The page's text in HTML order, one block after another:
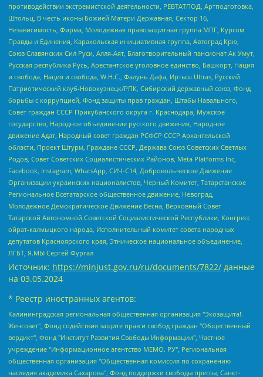
противодействии экстремистской деятельности, РЕВТАТПОД, Артподготовка,
Штольц, В честь иконы Божией Матери Державная, Сектор 16,
Независимость, Фирма, Молодежная правозащитная группа МПГ, Курсом
Правды и Единения, Каракольская инициативная группа, Автоград Крю,
Союз Славянских Сил Руси, Алля-Аят, Благотворительный пансионат Ак Умут,
Русская республика Русь, Арестантское уголовное единство, Башкорт, Нация
и свобода, Нация и свобода, W.H.С., Фалунь Дафа, Иртыш Ultras, Русский
Патриотический клуб-Новокузнецк/РПК, Сибирский державный союз, Фонд
борьбы с коррупцией, Фонд защиты прав граждан, Штабы Навального,
Совет граждан СССР Прикубанского округа г. Краснодара, Мужское
государство, Народное объединение русского движения, Народное
движение Адат, Народный совет граждан РСФСР СССР Архангельской
области, Проект Штурм, Граждане СССР, Держава Союз Советских Светлых
Родов, Совет Советских Социалистических Районов, Meta Platforms Inc,
Facebook, Instagram, WhatsApp, СИЧ-С14, Добровольческое Движение
Организации украинских националистов, Черный Комитет, Татарстанское
Региональное Всетатарское общественное движение, Невоград,
Молодежное Демократическое Движение Весна, Верховный Совет
Татарской Автономной Советской Социалистической Республики, Конгресс
ойрат-калмыцкого народа, Исполнительный комитет совета народных
депутатов Красноярского края, Этническое национальное объединение,
ЛГБТ, Я.МЫ Сергей Фургал
Источник: https://minjust.gov.ru/ru/documents/7822/ данные
на 03.05.2024
* Реестр иностранных агентов:
Калининградская региональная общественная организация "Экозащита!-Женсовет", Фонд содействия защите прав и свобод граждан "Общественный вердикт", Фонд "Институт Развития Свободы Информации", Частное учреждение "Информационное агентство МЕМО. РУ", Региональная общественная организация "Общественная комиссия по сохранению наследия академика Сахарова", Фонд поддержки свободы прессы, Санкт-Петербургская общественная правозащитная организация "Гражданский контроль", Межрегиональная общественная организация "Информационно-просветительский центр "Мемориал", Региональный Фонд "Центр Защиты Прав Средств Массовой Информации", с 05.12.2023 Фонд "Центр Защиты Прав Средств массовой информации", Региональная общественная благотворительная организация помощи беженцам и мигрантам "Гражданское содействие", Негосударственное образовательное учреждение дополнительного профессионального образования (повышение квалификации) специалистов "АКАДЕМИЯ ПО ПРАВАМ ЧЕЛОВЕКА", Свердловская региональная общественная организация "Сутяжник", Автономная некоммерческая организация "Центр независимых социологических исследований", Союз общественных объединений "Российский исследовательский центр по правам человека", Региональное общественное учреждение научно-информационный центр "МЕМОРИАЛ", Некоммерческая организация "Фонд защиты гласности", Автономная некоммерческая организация "Институт прав человека", Городская общественная организация "Екатеринбургское общество "МЕМОРИАЛ", Городская общественная организация "Рязанское историко-просветительское и правозащитное общество "Мемориал" (Рязанский Мемориал), Челябинский региональный орган общественной самодеятельности – женское общественное объединение "Женщины Евразии", Челябинский региональный орган общественной самодеятельности "Уральская правозащитная группа", Фонд содействия защите здоровья и социальной справедливости имени Андрея Рылькова, Автономная Некоммерческая Организация "Аналитический Центр Юрия Левады", Автономная некоммерческая организация социальной поддержки населения "Проект Апрель", Региональная общественная организация помощи женщинам и детям, находящимся в кризисной ситуации "Информационно-методический центр "Анна", Фонд содействия развитию массовых коммуникаций и правовому просвещению "Так-так-Так", Фонд содействия устойчивому развитию "Серебряная тайга", Свердловский региональный общественный фонд социальных проектов "Новое время", "Idel.Реалии", Кавказ.Реалии, Крым.Реалии, Телеканал Настоящее Время, Татаро-башкирская служба Радио Свобода (Azatliq Radiosi), Радио Свободная Европа/Радио Свобода (PCE/PC), "Сибирь.Реалии", "Фактограф", Благотворительный фонд помощи осужденным и их семьям, Автономная некоммерческая организация "Институт глобализации и социальных движений", Фонд "В защиту прав заключенных", Частное учреждение "Центр поддержки и содействия развитию средств массовой информации", Пензенский региональный общественный благотворительный фонд "Гражданский союз", "Север.Реалии", Некоммерческая организация Фонд "Правовая инициатива", Общество с ограниченной ответственностью "Радио Свободная Европа/Радио Свобода", Чешское информационное агентство "MEDIUM-ORIENT", Красноярская региональная общественная организация "Мы против СПИДа", Камалягин Денис Николаевич, Маркелов Сергей Евгеньевич, Пономарев Лев Александрович, Савицкая Людмила Алексеевна, Автономная некоммерческая организация "Центр по работе с проблемой насилия "НАСИЛИЮ.НЕТ", Межрегиональный профессиональный союз работников здравоохранения "Альянс врачей", Юридическое лицо, зарегистрированное в Латвийской Республике, SIA "Medusa Project" (регистрационный номер 40103797863, дата регистрации 10.06.2014), Некоммерческая организация "Фонд по борьбе с коррупцией", Автономная некоммерческая организация "Институт права и публичной политики", Баданин Роман Сергеевич, Гликин Максим Александрович, Железнова Мария Михайловна, Лукьянова Юлия Сергеевна, Маетная Елизавета Витальевна, Маняхин Петр Борисович, Чуракова Ольга Владимировна, Ярош Юлия Петровна, Юридическое лицо "The Insider SIA", зарегистрированное в Риге, Латвийская Республика (дата регистрации 26.06.2015), являющееся администратором доменного имени интернет-издания "The Insider SIA", https://theins.ru, Постернак Алексей Евгеньевич, Рубин Михаил Аркадьевич, Анин Роман Александрович, Юридическое лицо Istories fonds, зарегистрированное в Латвийской Республике (регистрационный номер 50008295751, дата регистрации 24.02.2020), Великовский Дмитрий Александрович, Долинина Ирина Николаевна, Мароховская Алеся Алексеевна, Шлейнов Роман Юрьевич, Шмагун Олеся Валентиновна, Общество с ограниченной ответственностью "Альтаир 2021", Общество с ограниченной ответственностью "Вега 2021", Общество с ограниченной ответственностью "Главный редактор 2021", Общество с ограниченной ответственностью "Ромашки монолит", Важенков Артем Валерьевич, Ивановская областная общественная организация "Центр гендерных исследований", Гурман Юрий Альбертович, Медиапроект "ОВД-Инфо", Егоров Владимир Владимирович, Жилинский Владимир Александрович, Общество с ограниченной ответственностью "ЗП", Иванова София Юрьевна, Карезина Инна Павловна, Кильтау Екатерина Викторовна, Петров Алексей Викторович, Пискунов Сергей Евгеньевич, Смирнов Сергей Сергеевич, Тихонов Михаил Сергеевич, Общество с ограниченной ответственностью "ЖУРНАЛИСТ-ИНОСТРАННЫЙ АГЕНТ", Арапова Галина Юрьевна, Вольтская Татьяна Анатольевна, Американская компания "Mason G.E.S. Anonymous Foundation" (США), являющаяся владельцем интернет-издания https://mnews.world/, Компания "Stichting Bellingcat", зарегистрированная в Нидерландах (дата регистрации 11.07.2018), Захаров Андрей Вячеславович, Клепиковская Екатерина Дмитриевна, Общество с ограниченной ответственностью "МЕМО", Перл Роман Александрович, Симонов Евгений Алексеевич, Соловьева Елена Анатольевна, Сотников Даниил Владимирович, Сурначева Елизавета Дмитриевна, Автономная некоммерческая организация по защите прав человека и информированию населения "Якутия – Наше Мнение", Общество с ограниченной ответственностью "Москоу диджитал медиа", с 26.01.2023 Общество с ограниченной ответственностью "Чайка Белые сады", Ветошкина Валерия Валерьевна, Заговора Максим Александрович, Межрегиональное общественное движение "Российская ЛГБТ - сеть", Оленичев Максим Владимирович, Павлов Иван Юрьевич, Скворцова Елена Сергеевна, Общество с ограниченной ответственностью "Как бы инагент", Кочетков Игорь Викторович, Общество с ограниченной ответственностью "Честные выборы", Еланчик Олег Александрович, Общество с ограниченной ответственностью "Нобелевский призыв", Гималова Регина Эмилевна, Григорьев Андрей Валерьевич, Григорьева Алина Александровна, Ассоциация по содействию защите прав призывников, альтернативнослужащих и военнослужащих "Правозащитная группа "Гражданин.Армия.Право", Хисамова Регина Фаритовна, Автономная некоммерческая организация по реализации социально-правовых программ "Лилит", Дальневосточное общественное движение "Маяк", Санкт-Петербургская ЛГБТ-инициативная группа "Выход", Инициативная группа ЛГБТ+ "Реверс", Алексеев Андрей Викторович, Бекбулатова Таисия Львовна, Беляев Иван Михайлович, Владыкина Елена Сергеевна, Гельман Марат Александрович, Никульшина Вероника Юрьевна, Толоконникова Надежда Андреевна, Шендерович Виктор Анатольевич, Общество с ограниченной ответственностью "Данное сообщение", Общество с ограниченной ответственностью Издательский дом "Новая глава", Айнбиндер Александра Александровна, Московский комьюнити-центр для ЛГБТ+инициатив, Благотворительный фонд развития филантропии, Deutsche Welle (Германия, Kurt-Schumacher-Strasse 3, 53113 Bonn), Борзунова Мария Михайловна, Воробьев Виктор Викторович, Голубева Анна Львовна, Константинова Алла Михайловна, Малкова Ирина Владимировна, Мурадов Мурад Абдулгалимович, Осетинская Елизавета Николаевна, Понасенков Евгений Николаевич, Ганапольский Матвей Юрьевич, Киселев Евгений Алексеевич, Борухович Ирина Григорьевна, Дремин Иван Тимофеевич, Дубровский Дмитрий Викторович, Красноярская региональная общественная организация поддержки и развития альтернативных образовательных технологий и межкультурных коммуникаций "ИНТЕРРА", Маяковская Екатерина Алексеевна, Фейгин Марк Захарович, Филимонов Андрей Викторович, Дзугкоева Регина Николаевна, Доброхотов Роман Александрович, Дудь Юрий Александрович, Елкин Сергей Владимирович, Кругликов Кирилл Игоревич, Сабунаева Мария Леонидовна, Семенов Алексей Владимирович, Шаинян Карен Багратович, Шульман Екатерина Михайловна, Асафьев Артур Валерьевич, Вахштайн Виктор Семенович, Венедиктов Алексей Алексеевич, Лушникова Екатерина Евгеньевна, Волков Леонид Михайлович, Невзоров Александр Глебович, Пархоменко Сергей Борисович, Сироткин Ярослав Николаевич, Кара-Мурза Владимир Владимирович, Баранова Наталья Владимировна, Гозман Леонид Яковлевич, Кагарлицкий Борис Юльевич, Климарев Михаил Валерьевич, Милов Владимир Станиславович, Автономная некоммерческая организация Краснодарский центр современного искусства "Типография", Моргенштерн Алишер Тагирович, Соболь Любовь Эдуардовна, Общество с ограниченной ответственностью "ЛИЗА НОРМ", Каспаров Гарри Кимович, Ходорковский Михаил Борисович, Общество с ограниченной ответственностью "Апрельские тезисы", Данилович Ирина Брониславовна, Кашин Олег Владимирович, Петров Николай Владимирович, Пивоваров Алексей Владимирович, Соколов Михаил Владимирович, Цветкова Юлия Владимировна, Чичваркин Евгений Александрович, Комитет против пыток/Команда против пыток, Общество с ограниченной ответственностью "Первый научный", Общество с ограниченной ответственностью "Вертолет и ко", Белоцерковская Вероника Борисовна, Кац Максим Евгеньевич, Лазарева Татьяна Юрьевна, Шаведдинов Руслан Табризович, Яшин Илья Валерьевич, Общество с ограниченной ответственностью "Иноагент ААВ", Алешковский Дмитрий Петрович, Альбац Евгения Марковна, Быков Дмитрий Львович, Галямина Юлия Евгеньевна, Лойко Сергей Леонидович, Мартынов Кирилл Константинович, Медведев Сергей Александрович, Крашенинников Федор Геннадиевич, Гордеева Катерина Вл